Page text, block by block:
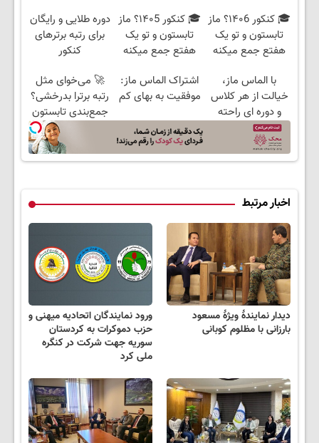
🎓 کنکور ۱۴۰6؟ ماز
تابستون و تو یک
هفتع جمع میکنه
🎓 کنکور ۱۴۰5؟ ماز
تابستون و تو یک
هفتع جمع میکنه
دوره طلایی و رایگان
برای رتبه برترهای
کنکور
با الماس ماز،
خیالت از هر کلاس
و دوره ای راحته
اشتراک الماس ماز:
موفقیت به بهای کم
🚀 می‌خوای مثل
رتبه برترا بدرخشی؟
جمع‌بندی تابستون
فقط در یک هفته
📚
اخبار مرتبط
دیدار نمایندۀ ویژۀ مسعود
بارزانی با مظلوم کوبانی
ورود نمایندگان اتحادیه میهنی و
حزب دموکرات به کردستان
سوریه جهت شرکت در کنگره
ملی کرد